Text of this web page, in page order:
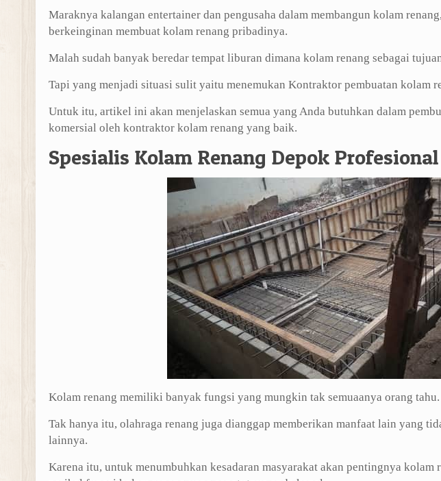
Maraknya kalangan entertainer dan pengusaha dalam membangun kolam
berkeinginan membuat kolam renang pribadinya.
Malah sudah banyak beredar tempat liburan dimana kolam renang sebagai
Tapi yang menjadi situasi sulit yaitu menemukan Kontraktor pembuatan kolam
Untuk itu, artikel ini akan menjelaskan semua yang Anda butuhkan dalam
komersial oleh kontraktor kolam renang yang baik.
Spesialis Kolam Renang Depok Profesional
Kolam renang memiliki banyak fungsi yang mungkin tak semuaanya orang tahu.
Tak hanya itu, olahraga renang juga dianggap memberikan manfaat lain yang
lainnya.
Karena itu, untuk menumbuhkan kesadaran masyarakat akan pentingnya